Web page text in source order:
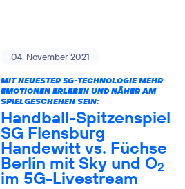
04. November 2021
MIT NEUESTER 5G-TECHNOLOGIE MEHR
EMOTIONEN ERLEBEN UND NÄHER AM
SPIELGESCHEHEN SEIN:
Handball-Spitzenspiel
SG Flensburg
Handewitt vs. Füchse
Berlin mit Sky und O2
im 5G-Livestream